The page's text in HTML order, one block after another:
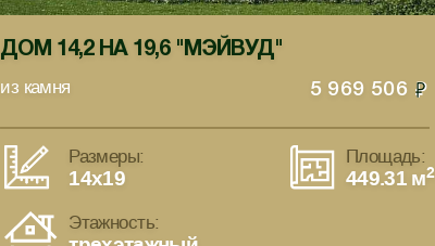
ДОМ 14,2 НА 19,6 "МЭЙВУД"
из камня 5 969 506
Размеры:
14x19
Площадь:
449.31 м2
Этажность: